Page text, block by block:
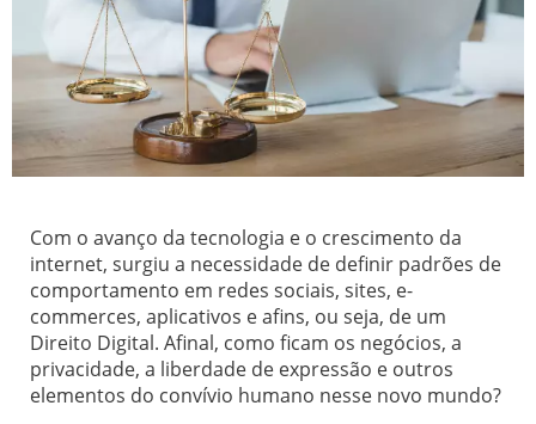
Com o avanço da tecnologia e o crescimento da
internet, surgiu a necessidade de definir padrões de
comportamento em redes sociais, sites, e-
commerces, aplicativos e afins, ou seja, de um
Direito Digital. Afinal, como ficam os negócios, a
privacidade, a liberdade de expressão e outros
elementos do convívio humano nesse novo mundo?